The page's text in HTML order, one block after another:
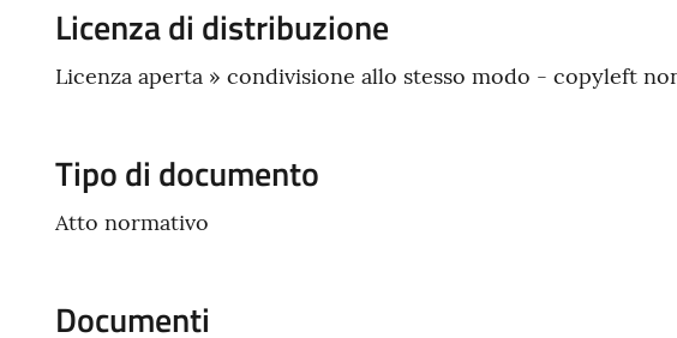
Descrizione
Licenza di distribuzione
Licenza aperta » condivisione allo stesso modo - copyleft
Tipo di documento
Atto normativo
Documenti